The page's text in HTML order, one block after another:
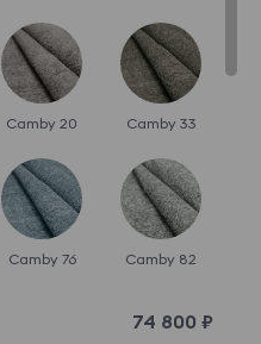
Camby 20 Camby 33
Camby 76 Camby 82
74 800 ₽